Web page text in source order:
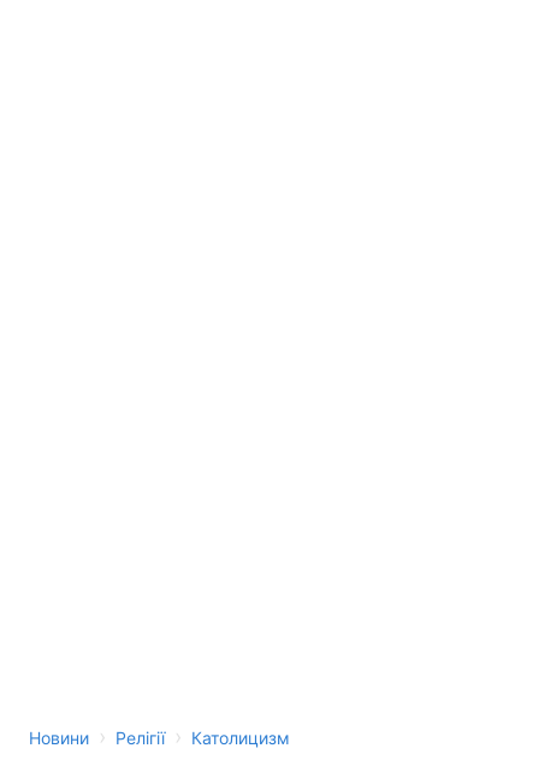
Новини › Релігії › Католицизм